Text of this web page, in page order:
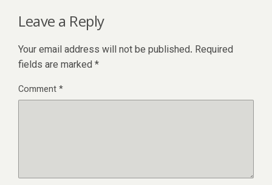
Leave a Reply
Your email address will not be published. Required
fields are marked *
Comment*